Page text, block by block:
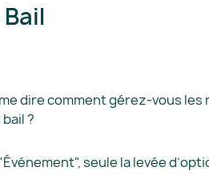
dire comment gérez-vous
?
seule la levée